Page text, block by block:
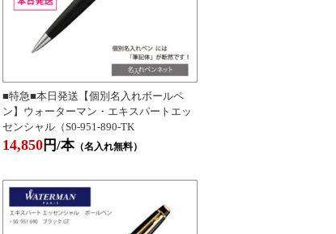
■特急■本日発送【個別名入れボールペ
ン】ウォーターマン・エキスパートエッ
センシャル（S0-951-890-TK
14,850円/本（名入れ無料）